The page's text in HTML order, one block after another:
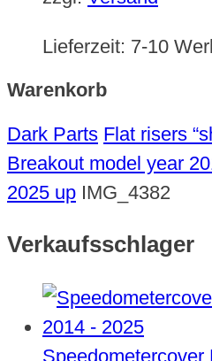
Lieferzeit: 7-10
Warenkorb
Dark Parts Flat risers
Breakout model year
2025 up IMG_4382
Verkaufsschlager